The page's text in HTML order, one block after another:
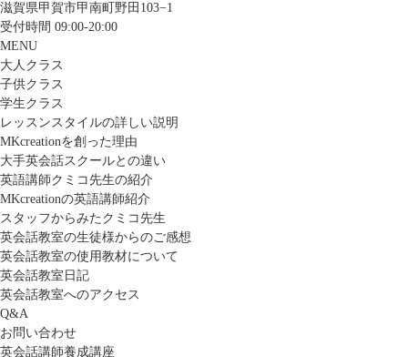
滋賀県甲賀市甲南町野田103−1
受付時間 09:00-20:00
MENU
大人クラス
子供クラス
学生クラス
レッスンスタイルの詳しい説明
MKcreationを創った理由
大手英会話スクールとの違い
英語講師クミコ先生の紹介
MKcreationの英語講師紹介
スタッフからみたクミコ先生
英会話教室の生徒様からのご感想
英会話教室の使用教材について
英会話教室日記
英会話教室へのアクセス
Q&A
お問い合わせ
英会話講師養成講座